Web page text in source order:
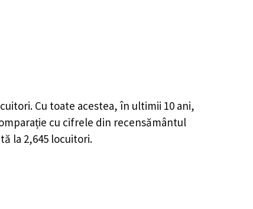
Cu toate acestea, în ultimii 10 ani,
cu cifrele din recensământul
la 2,645 locuitori.